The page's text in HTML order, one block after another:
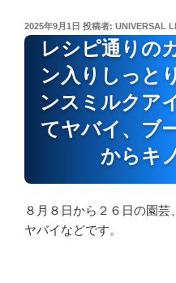
投
稿
2025年9月1日 投稿者: UNIVERSAL
レシピ通りの
ン入りしっと
ンスミルクア
てヤバイ、ブ
からキ
８月８日から２６日の園
ヤバイなどです。